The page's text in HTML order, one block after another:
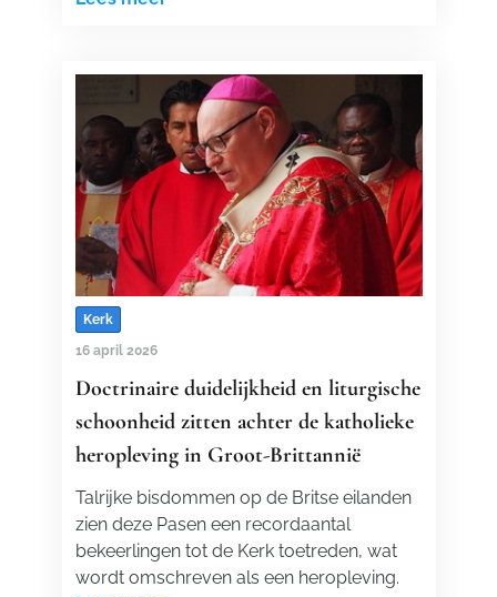
Kerk
16 april 2026
Doctrinaire duidelijkheid en liturgische
schoonheid zitten achter de katholieke
heropleving in Groot-Brittannië
Talrijke bisdommen op de Britse eilanden
zien deze Pasen een recordaantal
bekeerlingen tot de Kerk toetreden, wat
wordt omschreven als een heropleving.